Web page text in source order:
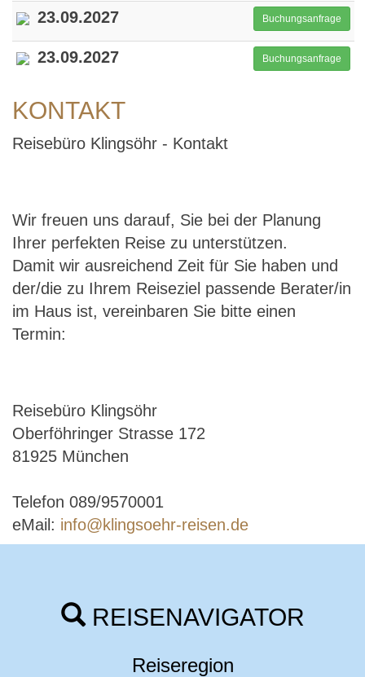
23.09.2027 Buchungsanfrage
23.09.2027 Buchungsanfrage
KONTAKT
Reisebüro Klingsöhr - Kontakt
Wir freuen uns darauf, Sie bei der Planung
Ihrer perfekten Reise zu unterstützen.
Damit wir ausreichend Zeit für Sie haben und
der/die zu Ihrem Reiseziel passende Berater/in
im Haus ist, vereinbaren Sie bitte einen
Termin:
Reisebüro Klingsöhr
Oberföhringer Strasse 172
81925 München
Telefon 089/9570001
eMail: info@klingsoehr-reisen.de
REISENAVIGATOR
Reiseregion